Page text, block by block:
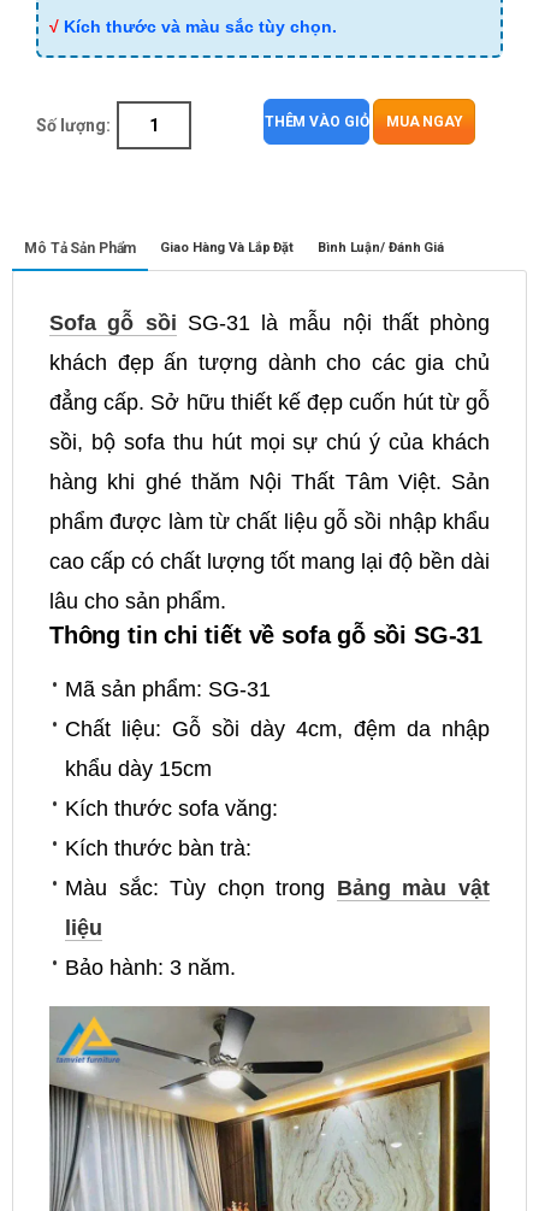
√ Kích thước và màu sắc tùy chọn.
Số lượng: THÊM VÀO GIỎ MUA NGAY
Mô Tả Sản Phẩm Giao Hàng Và Lắp Đặt Bình Luận/ Đánh Giá
Sofa gỗ sồi SG-31 là mẫu nội thất phòng
khách đẹp ấn tượng dành cho các gia chủ
đẳng cấp. Sở hữu thiết kế đẹp cuốn hút từ gỗ
sồi, bộ sofa thu hút mọi sự chú ý của khách
hàng khi ghé thăm Nội Thất Tâm Việt. Sản
phẩm được làm từ chất liệu gỗ sồi nhập khẩu
cao cấp có chất lượng tốt mang lại độ bền dài
lâu cho sản phẩm.
Thông tin chi tiết về sofa gỗ sồi SG-31
Mã sản phẩm: SG-31
Chất liệu: Gỗ sồi dày 4cm, đệm da nhập
khẩu dày 15cm
Kích thước sofa văng:
Kích thước bàn trà:
Màu sắc: Tùy chọn trong Bảng màu vật
liệu
Bảo hành: 3 năm.